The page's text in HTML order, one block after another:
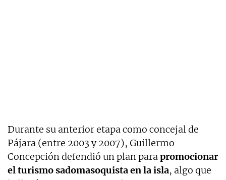
Durante su anterior etapa como concejal de
Pájara (entre 2003 y 2007), Guillermo
Concepción defendió un plan parapromocionar
el turismo sadomasoquista en la isla, algo que